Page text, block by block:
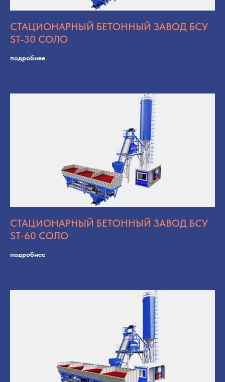
СТАЦИОНАРНЫЙ БЕТОННЫЙ ЗАВОД БСУ
ST-30 СОЛО
подробнее
СТАЦИОНАРНЫЙ БЕТОННЫЙ ЗАВОД БСУ
ST-60 СОЛО
подробнее